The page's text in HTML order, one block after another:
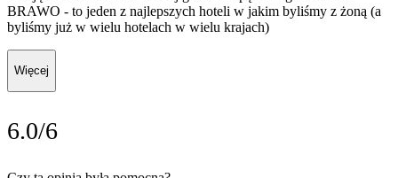
BRAWO - to jeden z najlepszych hoteli w jakim byliśmy z żoną (a
byliśmy już w wielu hotelach w wielu krajach)
Więcej
6.0/6